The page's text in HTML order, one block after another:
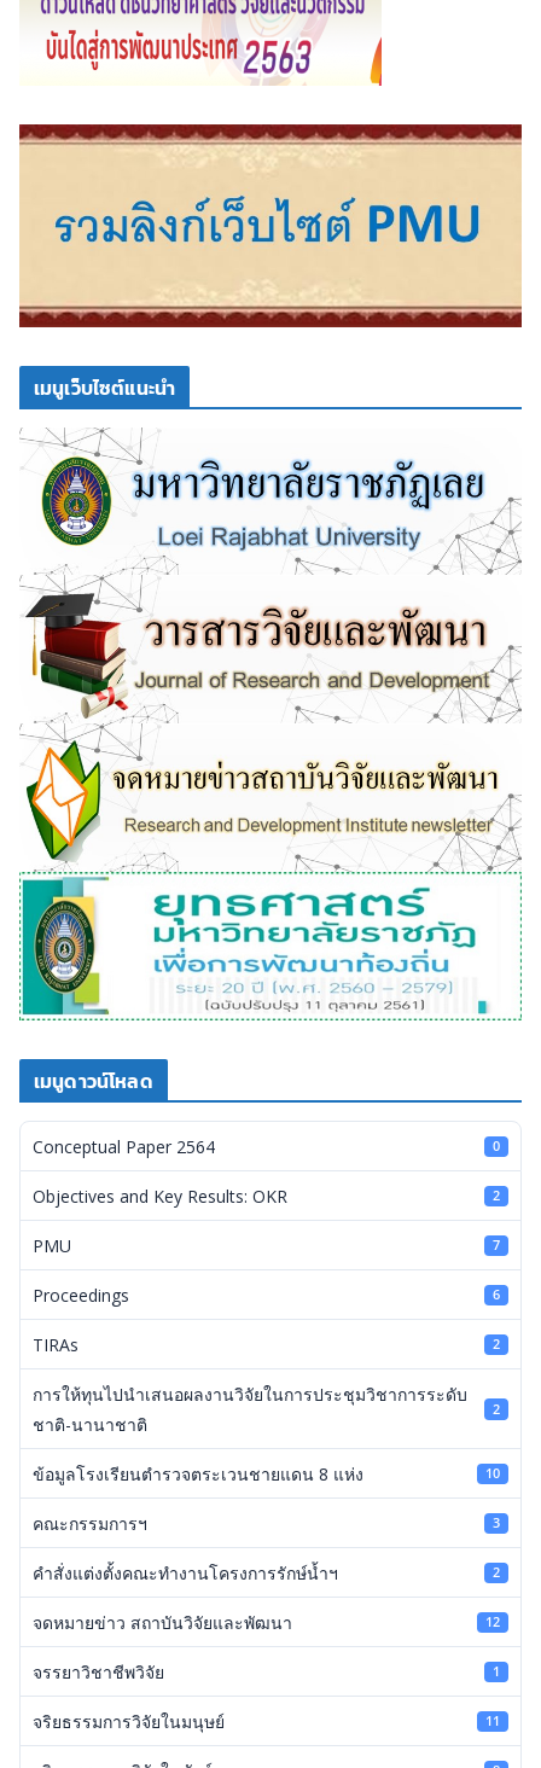
เมนูเว็บไซต์แนะนำ
เมนูดาวน์โหลด
Conceptual Paper 2564 0
Objectives and Key Results: OKR 2
PMU 7
Proceedings 6
TIRAs 2
การให้ทุนไปนำเสนอผลงานวิจัยในการประชุมวิชาการระดับ
ชาติ-นานาชาติ
2
ข้อมูลโรงเรียนตำรวจตระเวนชายแดน 8 แห่ง 10
คณะกรรมการฯ 3
คำสั่งแต่งตั้งคณะทำงานโครงการรักษ์น้ำฯ 2
จดหมายข่าว สถาบันวิจัยและพัฒนา 12
จรรยาวิชาชีพวิจัย 1
จริยธรรมการวิจัยในมนุษย์ 11